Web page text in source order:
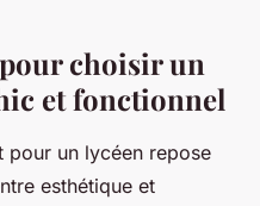
choisir un
et fonctionnel
pour un lycéen repose
esthétique et